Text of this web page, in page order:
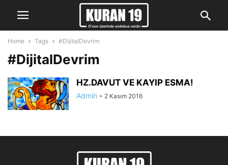
Home Tags #DijitalDevrim
#DijitalDevrim
HZ.DAVUT VE KAYIP ESMA!
Admin - 2 Kasım 2016